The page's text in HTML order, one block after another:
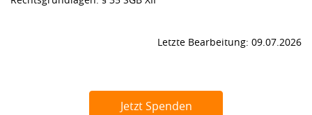
Letzte Bearbeitung: 09.07.2026
Jetzt Spenden